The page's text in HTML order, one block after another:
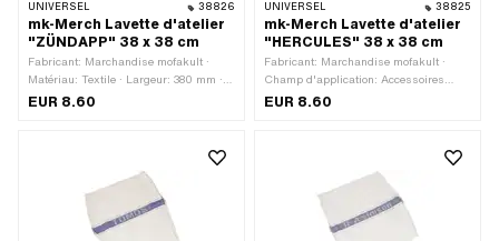
UNIVERSEL 38826
mk-Merch Lavette d'atelier
"ZÜNDAPP" 38 x 38 cm
Fabricant: Marchandise mofakult ·
Matériau: Textile · Largeur: 380 mm ·
Hauteur: 380 mm · Champ
EUR 8.60
UNIVERSEL 38825
mk-Merch Lavette d'atelier
"HERCULES" 38 x 38 cm
Fabricant: Marchandise mofakult ·
Champ d'application: Accessoires
d'atelier · Matériau: Textile · Largeur:
EUR 8.60